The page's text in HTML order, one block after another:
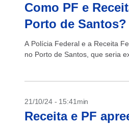
Como PF e
Porto de
A Polícia Federal e a Receita
no Porto de Santos, que seria
21/10/24 - 15:41min
Receita e PF